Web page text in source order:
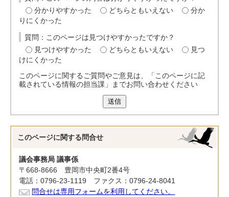
分かりやすかった
どちらともいえない
分か
りにくかった
質問：このページは見つけやすかったですか？
見つけやすかった
どちらともいえない
見つ
けにくかった
このページに関するご質問やご意見は、「このページに記
載されている情報の担当課」までお問い合わせください
送信
このページに関する 問合せ
議会事務局 議事係
〒668-8666 豊岡市中央町2番4号
電話：0796-23-1119 ファクス：0796-24-8041
問合せは専用フォームを利用してください。